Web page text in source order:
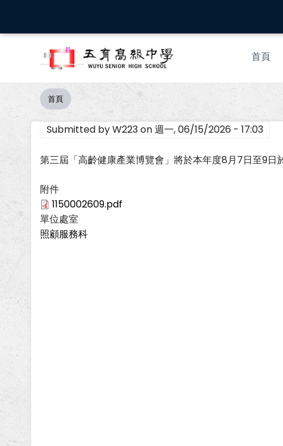
主
Main
首頁
導
航
連
首頁
Submitted byW223on週一, 06/15/2026 - 17:03
第三屆「高齡健康產業博覽會」將於本年度8月7日至9日
附件
1150002609.pdf
單位處室
照顧服務科